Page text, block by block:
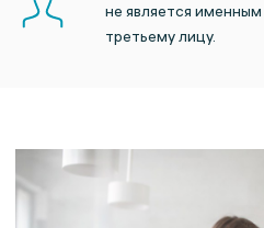
не является именным
третьему лицу.